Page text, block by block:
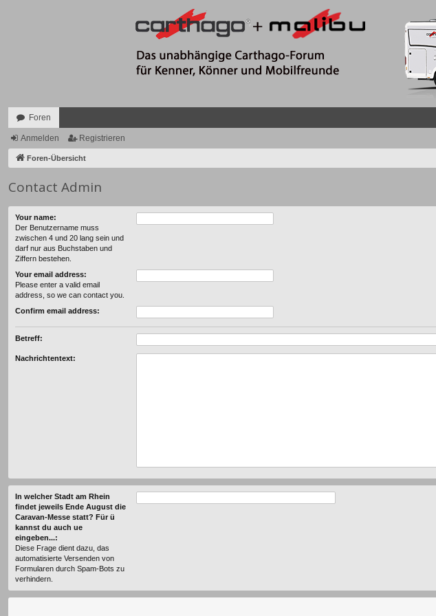
Foren
Anmelden Registrieren
Foren-Übersicht
Contact Admin
Your name:
Der Benutzername muss
zwischen 4 und 20 lang sein und
darf nur aus Buchstaben und
Ziffern bestehen.
Your email address:
Please enter a valid email
address, so we can contact you.
Confirm email address:
Betreff:
Nachrichtentext:
In welcher Stadt am Rhein
findet jeweils Ende August die
Caravan-Messe statt? Für ü
kannst du auch ue
eingeben...:
Diese Frage dient dazu, das
automatisierte Versenden von
Formularen durch Spam-Bots zu
verhindern.